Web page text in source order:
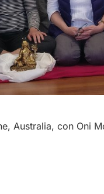
Australia, con Oni